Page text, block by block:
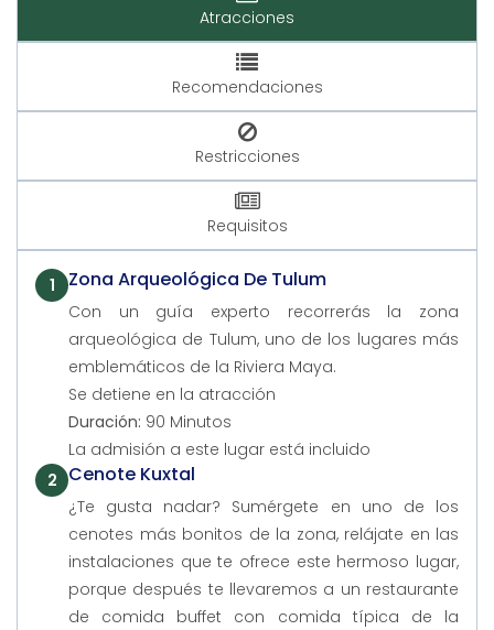
Atracciones
Recomendaciones
Restricciones
Requisitos
1 Zona Arqueológica De Tulum
Con un guía experto recorrerás la zona
arqueológica de Tulum, uno de los lugares más
emblemáticos de la Riviera Maya.
Se detiene en la atracción
Duración: 90 Minutos
La admisión a este lugar está incluido
2 Cenote Kuxtal
¿Te gusta nadar? Sumérgete en uno de los
cenotes más bonitos de la zona, relájate en las
instalaciones que te ofrece este hermoso lugar,
porque después te llevaremos a un restaurante
de comida buffet con comida típica de la